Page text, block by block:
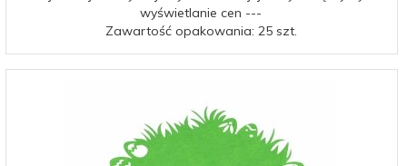
wyświetlanie cen ---
Zawartość opakowania: 25 szt.